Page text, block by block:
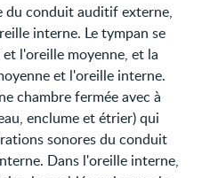
du conduit auditif externe,
interne. Le tympan se
l'oreille moyenne, et la
et l'oreille interne.
chambre fermée avec à
enclume et étrier) qui
sonores du conduit
Dans l'oreille interne,